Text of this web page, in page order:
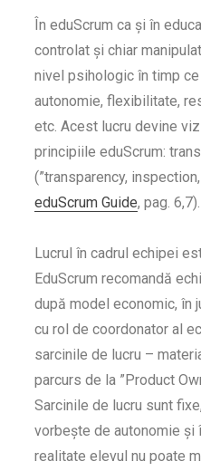
În eduScrum ca și în
controlat și chiar
nivel psihologic în timp
autonomie, flexibilitate,
etc. Acest lucru devine
principiile eduScrum:
(”transparency,
eduScrum Guide, pag. 6,7).
Lucrul în cadrul echipei
EduScrum recomandă
după model economic, în
cu rol de coordonator al
sarcinile de lucru –
parcurs de la ”Product
Sarcinile de lucru sunt
vorbește de autonomie și
realitate elevul nu poate